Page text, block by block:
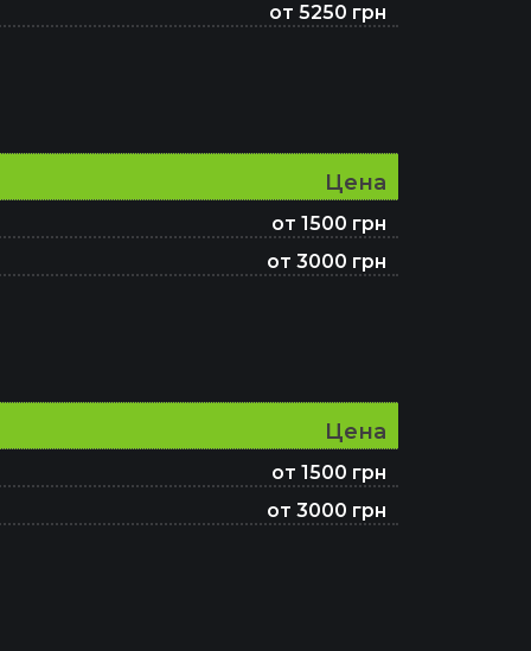
от 5250 грн
Цена
от 1500 грн
от 3000 грн
Цена
от 1500 грн
от 3000 грн